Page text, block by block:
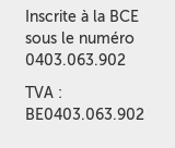
Inscrite à la BCE
sous le numéro
0403.063.902
TVA :
BE0403.063.902